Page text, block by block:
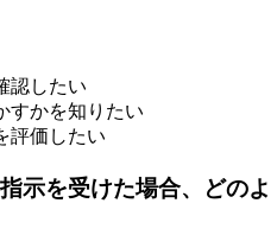
認したい
すかを知りたい
評価したい
示を受けた場合、どのよ